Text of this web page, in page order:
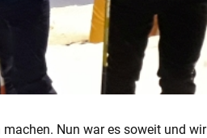
Nun war es soweit und wir